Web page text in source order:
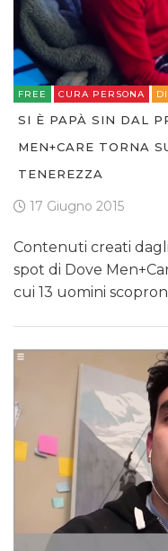
FREE CURA PERSONA
SI È PAPÀ SIN DAL
MEN+CARE TORNA
TENEREZZA
17 Giugno 2015
Contenuti creati
spot di Dove
cui 13 uomini